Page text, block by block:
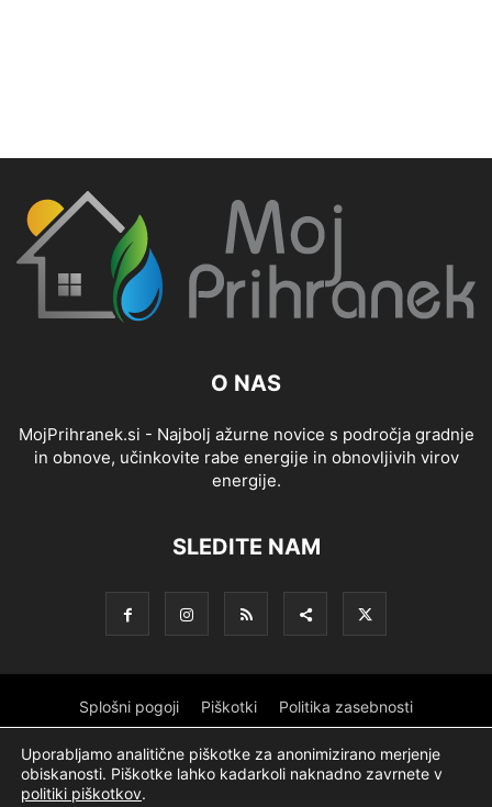
O NAS
MojPrihranek.si - Najbolj ažurne novice s področja gradnje
in obnove, učinkovite rabe energije in obnovljivih virov
energije.
SLEDITE NAM
Splošni pogoji Piškotki Politika zasebnosti
Oglaševanje Partnerji Sofinanciranje Logotip
O podjetju
Uporabljamo analitične piškotke za anonimizirano merjenje
obiskanosti. Piškotke lahko kadarkoli naknadno zavrnete v
politiki piškotkov.